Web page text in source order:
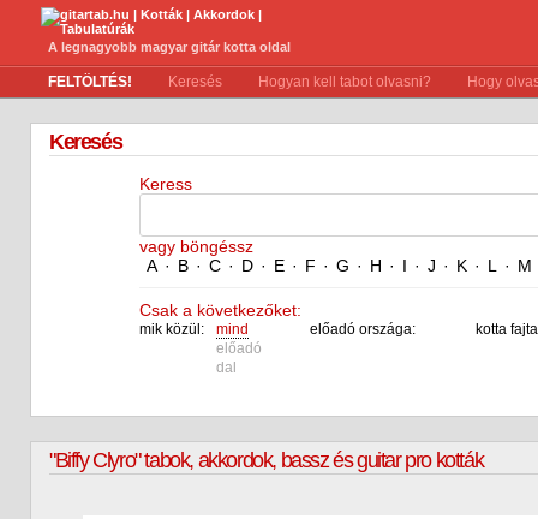
A legnagyobb magyar gitár kotta oldal
FELTÖLTÉS! Keresés Hogyan kell tabot olvasni? Hogy
Keresés
Keress
vagy böngéssz
A · B · C · D · E · F · G · H · I · J · K · L · M
Csak a következőket:
mik közül:
mind
előadó
dal
előadó országa: kotta
"Biffy Clyro" tabok, akkordok, bassz és guitar pro kották